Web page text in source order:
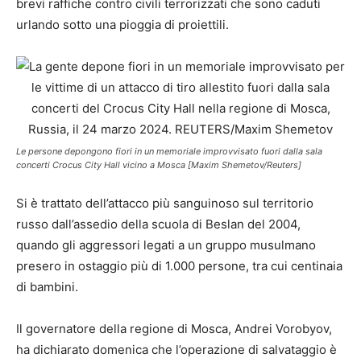
brevi raffiche contro civili terrorizzati che sono caduti
urlando sotto una pioggia di proiettili.
Le persone depongono fiori in un memoriale improvvisato fuori dalla sala
concerti Crocus City Hall vicino a Mosca [Maxim Shemetov/Reuters]
Si è trattato dell’attacco più sanguinoso sul territorio
russo dall’assedio della scuola di Beslan del 2004,
quando gli aggressori legati a un gruppo musulmano
presero in ostaggio più di 1.000 persone, tra cui centinaia
di bambini.
Il governatore della regione di Mosca, Andrei Vorobyov,
ha dichiarato domenica che l’operazione di salvataggio è